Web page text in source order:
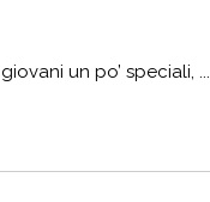
un po’ speciali, ...